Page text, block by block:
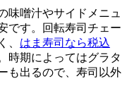
味噌汁やサイドメニュ
です。回転寿司チェー
、 はま寿司なら税込
時期によってはグラタ
も出るので、寿司以外